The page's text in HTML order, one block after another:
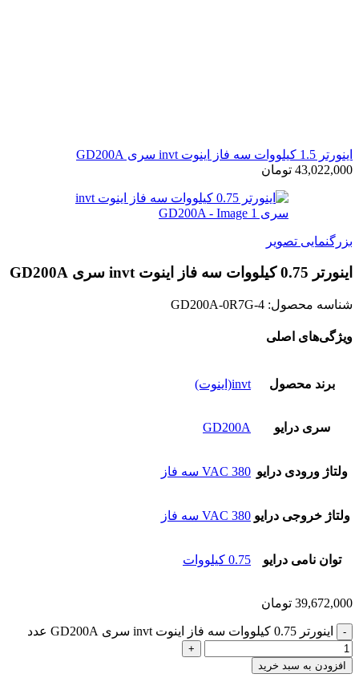
اينورتر 1.5 کیلووات سه فاز اینوت invt سری GD200A
43,022,000 تومان
بزرگنمایی تصویر
اينورتر 0.75 کیلووات سه فاز اینوت invt سری GD200A
شناسه محصول: GD200A-0R7G-4
ویژگی‌های اصلی
برند محصول invt(اینوت)
سری درایو GD200A
ولتاژ ورودی درایو 380 VAC سه فاز
ولتاژ خروجی درایو 380 VAC سه فاز
توان نامی درایو 0.75 کیلووات
39,672,000 تومان
اينورتر 0.75 کیلووات سه فاز اینوت invt سری GD200A عدد
افزودن به سبد خرید